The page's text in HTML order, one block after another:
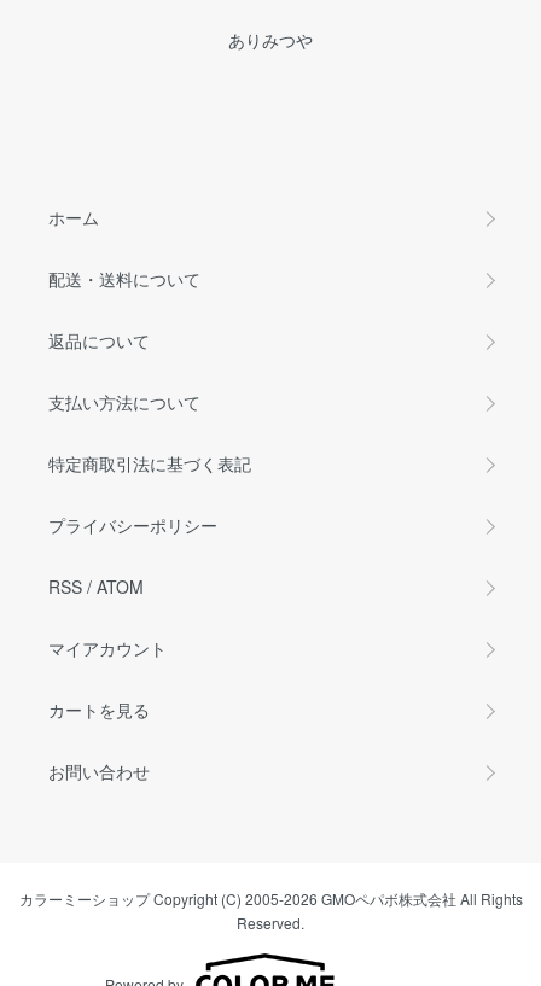
ありみつや
ホーム
配送・送料について
返品について
支払い方法について
特定商取引法に基づく表記
プライバシーポリシー
RSS / ATOM
マイアカウント
カートを見る
お問い合わせ
カラーミーショップCopyright (C) 2005-2026 GMOペパボ株式会社 All Rights
Reserved.